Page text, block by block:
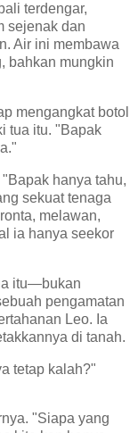
terdengar,
sejenak dan
Air ini membawa
bahkan mungkin
mengangkat botol
tua itu. "Bapak
hanya tahu,
sekuat tenaga
melawan,
ia hanya seekor
itu—bukan
pengamatan
Leo. Ia
di tanah.
tetap kalah?"
"Siapa yang